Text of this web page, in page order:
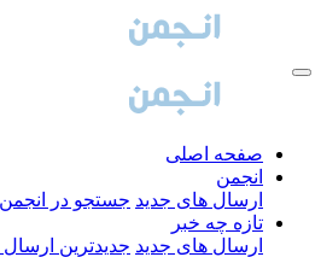
صفحه اصلی
انجمن
ارسال های جدید جستجو در انجمن
تازه چه خبر
ارسال های جدید جدیدترین